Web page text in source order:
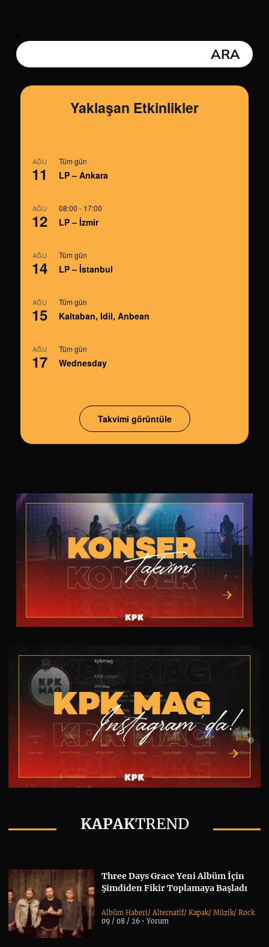
Yaklaşan Etkinlikler
AĞU
11
Tüm gün
LP – Ankara
AĞU
12
08:00 - 17:00
LP – İzmir
AĞU
14
Tüm gün
LP – İstanbul
AĞU
15
Tüm gün
Kaltaban, Idil, Anbean
AĞU
17
Tüm gün
Wednesday
Takvimi görüntüle
KAPAKTREND
Three Days Grace Yeni Albüm İçin
Şimdiden Fikir Toplamaya Başladı
Albüm Haberi/Alternatif/Kapak/Müzik/Rock
09 / 08 / 26 •Yorum